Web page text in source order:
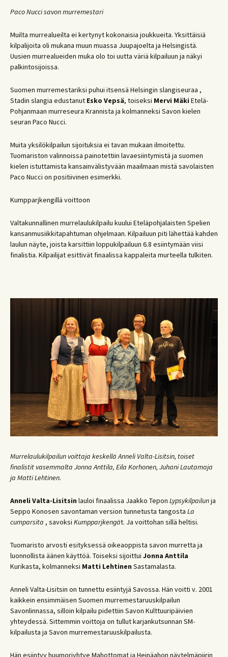
Paco Nucci savon murremestari
Muilta murrealueilta ei kertynyt kokonaisia joukkueita. Yksittäisiä
kilpalijoita oli mukana muun muassa Juupajoelta ja Helsingistä.
Uusien murrealueiden muka olo toi uutta väriä kilpailuun ja näkyi
palkintosijoissa.
Suomen murremestariksi puhui itsensä Helsingin slangiseuraa ,
Stadin slangia edustanut Esko Vepsä, toiseksi Mervi Mäki Etelä-
Pohjanmaan murreseura Krannista ja kolmanneksi Savon kielen
seuran Paco Nucci.
Muita yksilökilpailun sijoituksia ei tavan mukaan ilmoitettu.
Tuomariston valinnoissa painotettiin lavaesiintymistä ja suomen
kielen istuttamista kansainvälistyvään maailmaan mistä savolaisten
Paco Nucci on positiivinen esimerkki.
Kumpparjkengillä voittoon
Valtakunnallinen murrelaulukilpailu kuului Eteläpohjalaisten Spelien
kansanmusiikkitapahtuman ohjelmaan. Kilpailuun piti lähettää kahden
laulun näyte, joista karsittiin loppukilpailuun 6.8 esiintymään viisi
finalistia. Kilpailijat esittivät finaalissa kappaleita murteella tulkiten.
Murrelaulukilpailun voittaja keskellä Anneli Valta-Lisitsin, toiset
finalistit vasemmalta Jonna Anttila, Eila Korhonen, Juhani Lautamaja
ja Matti Lehtinen.
Anneli Valta-Lisitsin lauloi finaalissa Jaakko Tepon Lypsykilpailunja
Seppo Konosen savontaman version tunnetusta tangosta La
cumparsita , savoksi Kumpparjkengät. Ja voittohan sillä heltisi.
Tuomaristo arvosti esityksessä oikeaoppista savon murretta ja
luonnollista äänen käyttöä. Toiseksi sijoittui Jonna Anttila
Kurikasta, kolmanneksi Matti Lehtinen Sastamalasta.
Anneli Valta-Lisitsin on tunnettu esiintyjä Savossa. Hän voitti v. 2001
kaikkein ensimmäisen Suomen murremestaruuskilpailun
Savonlinnassa, silloin kilpailu pidettiin Savon Kulttuuripäivien
yhteydessä. Sittemmin voittoja on tullut karjankutsunnan SM-
kilpailusta ja Savon murremestaruuskilpailusta.
Hän esiintyy huumoriyhtye Mahottomat ja Heinäahon näytelmäpiirin